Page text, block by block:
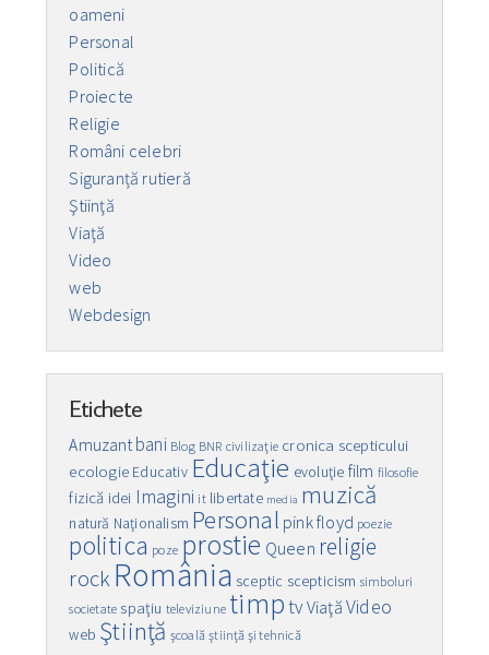
oameni
Personal
Politică
Proiecte
Religie
Români celebri
Siguranță rutieră
Ştiinţă
Viaţă
Video
web
Webdesign
Etichete
Amuzant bani Blog BNR civilizaţie cronica scepticului
ecologie Educativ Educaţie evoluţie film filosofie
fizică idei Imagini it libertate media muzică
natură Naţionalism Personal pink floyd poezie
politica poze prostie Queen religie
rockRomânia sceptic scepticism simboluri
societate spaţiu televiziune timptvViaţă Video
web Ştiinţă şcoală ştiinţă şi tehnică